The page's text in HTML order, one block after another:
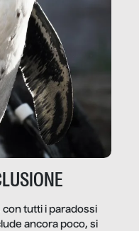
con tutti i paradossi
ancora poco, si